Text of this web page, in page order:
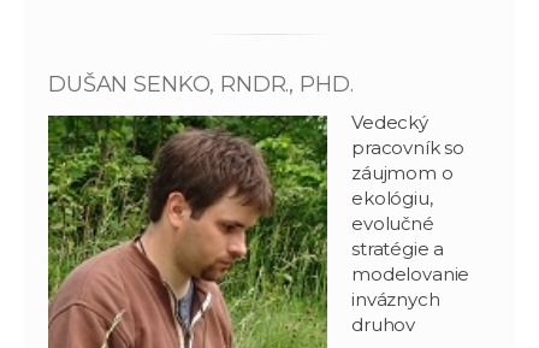
DUŠAN SENKO, RNDR., PHD.
Vedecký
pracovník so
záujmom o
ekológiu,
evolučné
stratégie a
modelovanie
inváznych
druhov